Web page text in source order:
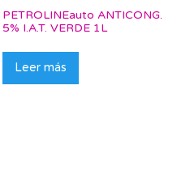
PETROLINEauto ANTICONG.
5% I.A.T. VERDE 1L
Leer más